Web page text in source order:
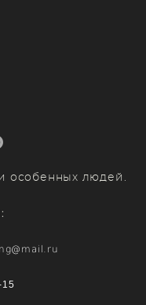
особенных людей.